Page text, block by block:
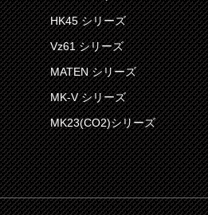
HK45 シリーズ
Vz61 シリーズ
MATEN シリーズ
MK-V シリーズ
MK23(CO2)シリーズ